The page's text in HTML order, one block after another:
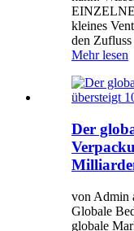
kleines
den
Mehr lesen
Der
von Admin
Globale
globale